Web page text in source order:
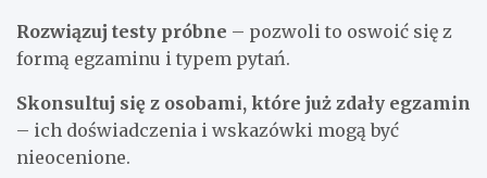
Rozwiązuj testy próbne – pozwoli to oswoić się z
formą egzaminu i typem pytań.
Skonsultuj się z osobami, które już zdały egzamin
– ich doświadczenia i wskazówki mogą być
nieocenione.